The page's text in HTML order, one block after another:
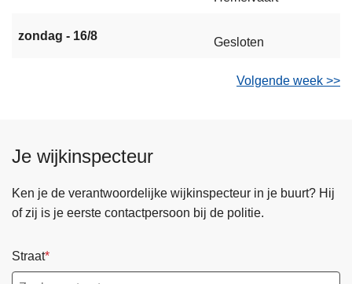
zondag - 16/8 Gesloten
Volgende week >>
Je wijkinspecteur
Ken je de verantwoordelijke wijkinspecteur in je buurt? Hij
of zij is je eerste contactpersoon bij de politie.
Straat